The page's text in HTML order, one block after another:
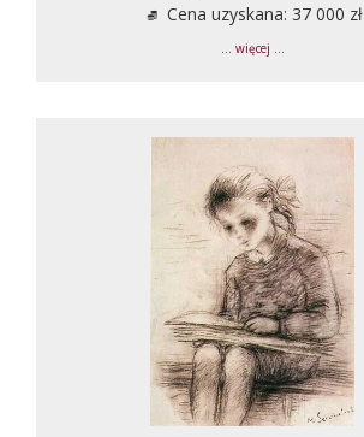
Cena uzyskana: 37 000 zł
... więcej ...